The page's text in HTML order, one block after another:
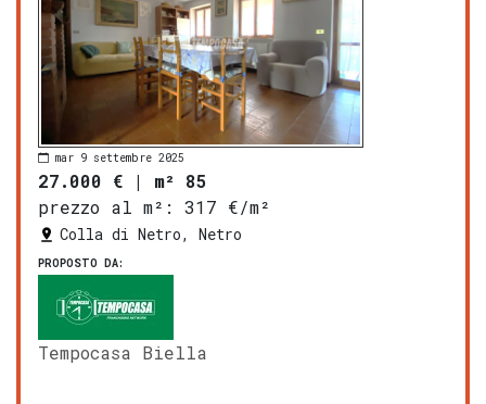
mar 9 settembre 2025
27.000 € | m² 85
prezzo al m²:
317 €/m²
Colla di Netro, Netro
PROPOSTO DA:
Tempocasa Biella